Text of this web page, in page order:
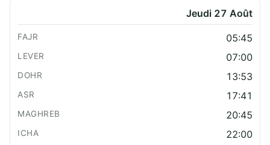
Jeudi 27 Août
05:45
07:00
13:53
17:41
20:45
22:00